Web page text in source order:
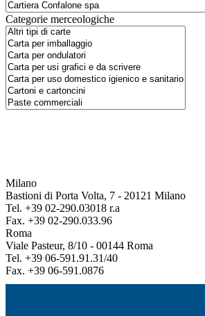
Categorie merceologiche
Milano
Bastioni di Porta Volta, 7 - 20121 Milano
Tel. +39 02-290.03018 r.a
Fax. +39 02-290.033.96
Roma
Viale Pasteur, 8/10 - 00144 Roma
Tel. +39 06-591.91.31/40
Fax. +39 06-591.0876